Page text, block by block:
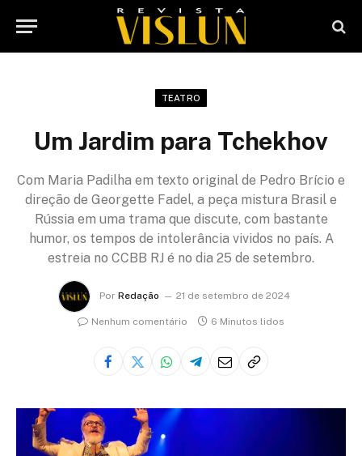
TEATRO
Um Jardim para Tchekhov
Com Maria Padilha em texto original de Pedro Brício e
direção de Georgette Fadel, a peça mistura Brasil e
Rússia em uma trama que discute, com bastante
humor, os tempos de intolerância vividos no país. A
estreia no CCBB RJ é no dia 25 de setembro.
Por Redação 21 de setembro de 2024
Nenhum comentário 6 Minutos lidos